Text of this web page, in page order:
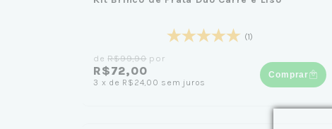
(1)
deR$99,90por
R$72,00
3 x de R$24,00 sem juros
Comprar